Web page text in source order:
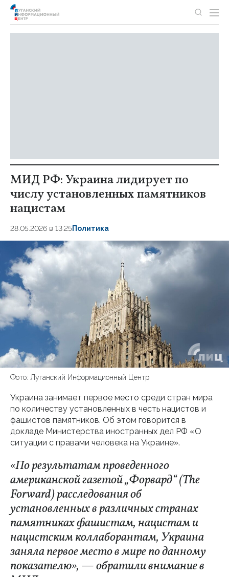
МИД РФ: Украина лидирует по
числу установленных памятников
нацистам
28.05.2026 в 13:25 Политика
Фото: Луганский Информационный Центр
Украина занимает первое место среди стран мира
по количеству установленных в честь нацистов и
фашистов памятников. Об этом говорится в
докладе Министерства иностранных дел РФ «О
ситуации с правами человека на Украине».
«По результатам проведенного
американской газетой „Форвард“ (The
Forward) расследования об
установленных в различных странах
памятниках фашистам, нацистам и
нацистским коллаборантам, Украина
заняла первое место в мире по данному
показателю», — обратили внимание в